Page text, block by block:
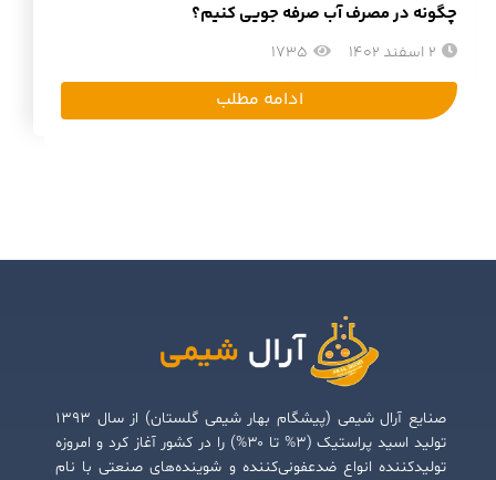
چگونه در مصرف آب صرفه جویی کنیم؟
2 اسفند 1402 1735
ادامه مطلب
صنایع آرال شیمی (پیشگام بهار شیمی گلستان) از سال ۱۳۹۳
تولید اسید پراستیک (۳% تا ۳۰%) را در کشور آغاز کرد و امروزه
تولیدکننده انواع ضدعفونی‌کننده و شوینده‌های صنعتی با نام